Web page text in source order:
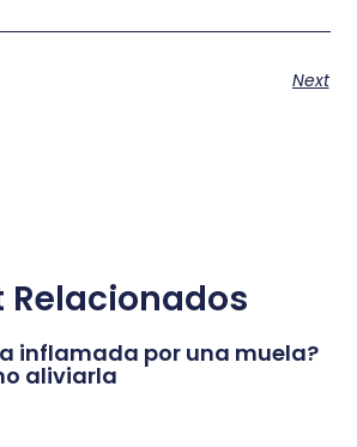
Next
Relacionados
inflamada por una muela?
aliviarla